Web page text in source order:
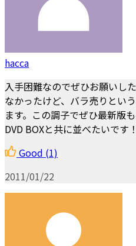
hacca
入手困難なのでぜひお願いし
なかったけど、バラ売りとい
ます。この調子でぜひ最新版
DVD BOXと共に並べたいです
Good (1)
2011/01/22